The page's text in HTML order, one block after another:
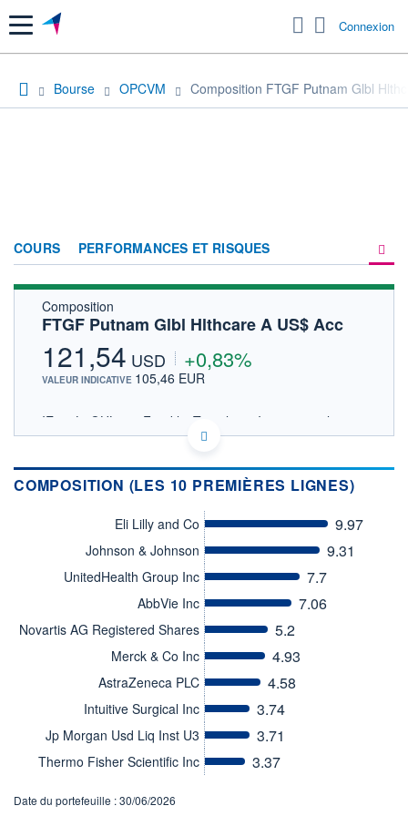
Menu Connexion
Bourse OPCVM Composition FTGF Putnam Glbl
COURS PERFORMANCES ET RISQUES
FORUM
Composition
FTGF Putnam Glbl Hlthcare A US$ Acc
121,54 USD +0,83%
VALEUR INDICATIVE 105,46 EUR
IE000L0QHL30 - Franklin Templeton International
Services S.à r.l.
Consulter le prospectus / DIC
CATÉGORIE MORNINGSTAR
Actions Secteur Santé
FONDS PARTENAIRES
TARIFS PRIVILÉGIÉS 0%
PEA PEA-PME BOURSOVIE LUX
BOURSOVIE
Non éligible Boursobank
COMPOSITION (LES 10 PREMIÈRES LIGNES)
Eli Lilly and Co 9.97
Johnson & Johnson 9.31
UnitedHealth Group Inc 7.7
AbbVie Inc 7.06
Novartis AG Registered Shares 5.2
Merck & Co Inc 4.93
AstraZeneca PLC 4.58
Intuitive Surgical Inc 3.74
Jp Morgan Usd Liq Inst U3 3.71
Thermo Fisher Scientific Inc 3.37
Date du portefeuille : 30/06/2026